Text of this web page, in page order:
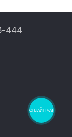
444
ОНЛАЙН ЧАТ